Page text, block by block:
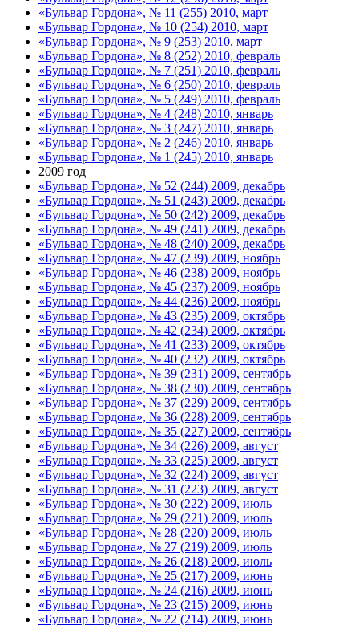
«Бульвар Гордона», № 11 (255) 2010, март
«Бульвар Гордона», № 10 (254) 2010, март
«Бульвар Гордона», № 9 (253) 2010, март
«Бульвар Гордона», № 8 (252) 2010, февраль
«Бульвар Гордона», № 7 (251) 2010, февраль
«Бульвар Гордона», № 6 (250) 2010, февраль
«Бульвар Гордона», № 5 (249) 2010, февраль
«Бульвар Гордона», № 4 (248) 2010, январь
«Бульвар Гордона», № 3 (247) 2010, январь
«Бульвар Гордона», № 2 (246) 2010, январь
«Бульвар Гордона», № 1 (245) 2010, январь
2009 год
«Бульвар Гордона», № 52 (244) 2009, декабрь
«Бульвар Гордона», № 51 (243) 2009, декабрь
«Бульвар Гордона», № 50 (242) 2009, декабрь
«Бульвар Гордона», № 49 (241) 2009, декабрь
«Бульвар Гордона», № 48 (240) 2009, декабрь
«Бульвар Гордона», № 47 (239) 2009, ноябрь
«Бульвар Гордона», № 46 (238) 2009, ноябрь
«Бульвар Гордона», № 45 (237) 2009, ноябрь
«Бульвар Гордона», № 44 (236) 2009, ноябрь
«Бульвар Гордона», № 43 (235) 2009, октябрь
«Бульвар Гордона», № 42 (234) 2009, октябрь
«Бульвар Гордона», № 41 (233) 2009, октябрь
«Бульвар Гордона», № 40 (232) 2009, октябрь
«Бульвар Гордона», № 39 (231) 2009, сентябрь
«Бульвар Гордона», № 38 (230) 2009, сентябрь
«Бульвар Гордона», № 37 (229) 2009, сентябрь
«Бульвар Гордона», № 36 (228) 2009, сентябрь
«Бульвар Гордона», № 35 (227) 2009, сентябрь
«Бульвар Гордона», № 34 (226) 2009, август
«Бульвар Гордона», № 33 (225) 2009, август
«Бульвар Гордона», № 32 (224) 2009, август
«Бульвар Гордона», № 31 (223) 2009, август
«Бульвар Гордона», № 30 (222) 2009, июль
«Бульвар Гордона», № 29 (221) 2009, июль
«Бульвар Гордона», № 28 (220) 2009, июль
«Бульвар Гордона», № 27 (219) 2009, июль
«Бульвар Гордона», № 26 (218) 2009, июль
«Бульвар Гордона», № 25 (217) 2009, июнь
«Бульвар Гордона», № 24 (216) 2009, июнь
«Бульвар Гордона», № 23 (215) 2009, июнь
«Бульвар Гордона», № 22 (214) 2009, июнь